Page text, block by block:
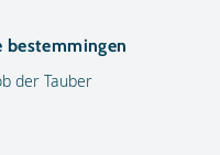
bestemmingen
der Tauber